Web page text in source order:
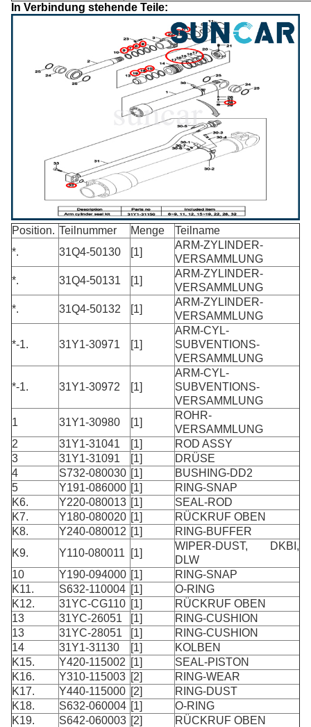
In Verbindung stehende Teile:
Position. Teilnummer Menge
Teilname
*.
31Q4-50130 [1]
ARM-ZYLINDER-
VERSAMMLUNG
*.
31Q4-50131 [1]
ARM-ZYLINDER-
VERSAMMLUNG
*.
31Q4-50132 [1]
ARM-ZYLINDER-
VERSAMMLUNG
*-1. 31Y1-30971 [1]
ARM-CYL-
SUBVENTIONS-
VERSAMMLUNG
*-1. 31Y1-30972 [1]
ARM-CYL-
SUBVENTIONS-
VERSAMMLUNG
1
31Y1-30980 [1]
ROHR-
VERSAMMLUNG
2
31Y1-31041 [1]
ROD ASSY
3
31Y1-31091 [1]
DRÜSE
4
S732-080030 [1]
BUSHING-DD2
5
Y191-086000 [1]
RING-SNAP
K6.
Y220-080013 [1]
SEAL-ROD
K7.
Y180-080020 [1]
RÜCKRUF OBEN
K8.
Y240-080012 [1]
RING-BUFFER
K9.
Y110-080011 [1]
WIPER-DUST, DKBI,
DLW
10
Y190-094000 [1]
RING-SNAP
K11.
S632-110004 [1]
O-RING
K12.
31YC-CG110 [1]
RÜCKRUF OBEN
13
31YC-26051 [1]
RING-CUSHION
13
31YC-28051 [1]
RING-CUSHION
14
31Y1-31130 [1]
KOLBEN
K15.
Y420-115002 [1]
SEAL-PISTON
K16.
Y310-115003 [2]
RING-WEAR
K17.
Y440-115000 [2]
RING-DUST
K18.
S632-060004 [1]
O-RING
K19.
S642-060003 [2]
RÜCKRUF OBEN